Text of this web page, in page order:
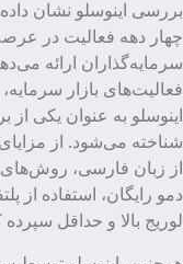
بررسی اینوسلو نشان
چهار دهه فعالیت در
سرمایه‌گذاران ارائه
فعالیت‌های بازار
اینوسلو به عنوان یکی از
شناخته می‌شود. از
از زبان فارسی،
لوریج بالا و حداقل